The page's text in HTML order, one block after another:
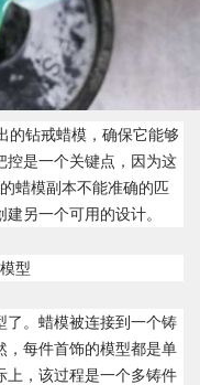
的钻戒蜡模，确保它能够
控是一个关键点，因为这
蜡模副本不能准确的匹
另一个可用的设计。
型
了。蜡模被连接到一个铸
，每件首饰的模型都是单
上，该过程是一个多铸件